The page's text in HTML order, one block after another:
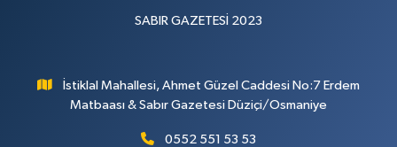
SABIR GAZETESİ 2023
İstiklal Mahallesi, Ahmet Güzel Caddesi No:7 Erdem
Matbaası & Sabır Gazetesi Düziçi/Osmaniye
0552 551 53 53